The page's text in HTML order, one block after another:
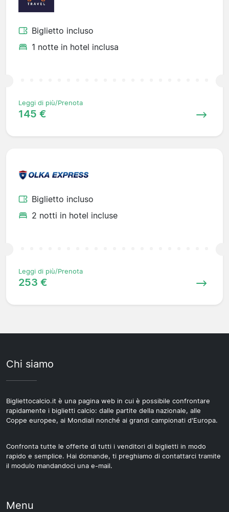
Biglietto incluso
1 notte in hotel inclusa
Leggi di più/Prenota
145 €
Biglietto incluso
2 notti in hotel incluse
Leggi di più/Prenota
253 €
Chi siamo
Bigliettocalcio.it è una pagina web in cui è possibile confrontare
rapidamente i biglietti calcio: dalle partite della nazionale, alle
Coppe europee, ai Mondiali nonché ai grandi campionati d'Europa.
Confronta tutte le offerte di tutti i venditori di biglietti in modo
rapido e semplice. Hai domande, ti preghiamo di contattarci tramite
il modulo mandandoci una e-mail.
Menu